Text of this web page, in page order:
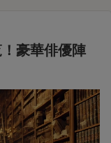
豪華俳優陣